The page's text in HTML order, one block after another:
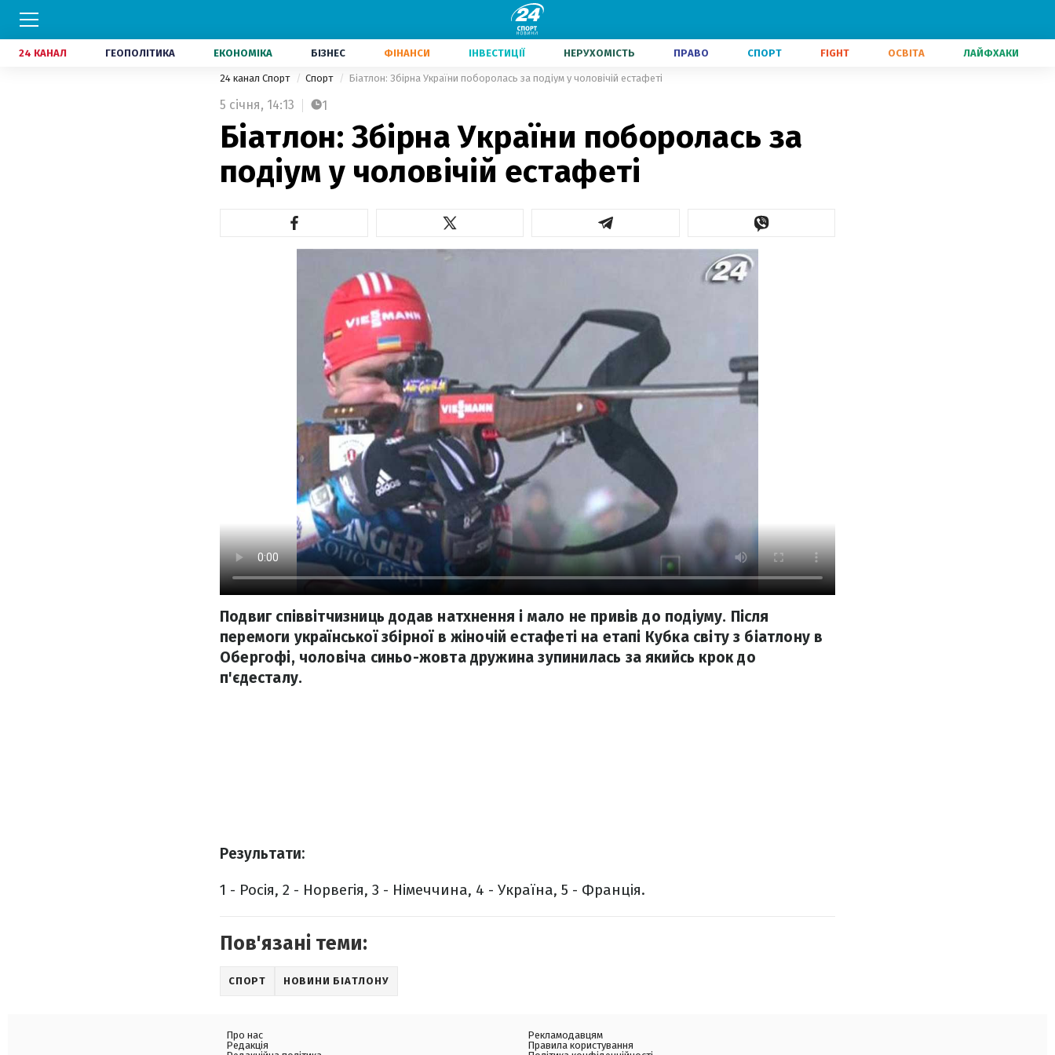
24 КАНАЛ ГЕОПОЛІТИКА ЕКОНОМІКА БІЗНЕС ФІНАНСИ ІНВЕСТИЦІЇ НЕРУХОМІСТЬ ПРАВО СПОРТ FIGHT ОСВІТА ЛАЙФХАКИ
24 канал Спорт Спорт Біатлон: Збірна України поборолась за подіум у чоловічій естафеті
5 січня, 14:13 1
Біатлон: Збірна України поборолась за
подіум у чоловічій естафеті
Подвиг співвітчизниць додав натхнення і мало не привів до подіуму. Після
перемоги української збірної в жіночій естафеті на етапі Кубка світу з біатлону в
Обергофі, чоловіча синьо-жовта дружина зупинилась за якийсь крок до
п'єдесталу.
Результати:
1 - Росія, 2 - Норвегія, 3 - Німеччина, 4 - Україна, 5 - Франція.
Пов'язані теми:
СПОРТ НОВИНИ БІАТЛОНУ
Про нас
Редакція
Рекламодавцям
Правила користування